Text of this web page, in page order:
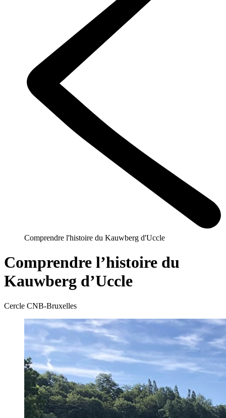
Comprendre l'histoire du Kauwberg d'Uccle
Comprendre l’histoire du
Kauwberg d’Uccle
Cercle CNB-Bruxelles